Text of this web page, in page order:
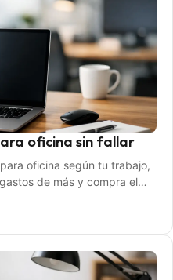
oficina sin fallar
oficina según tu trabajo,
de más y compra el